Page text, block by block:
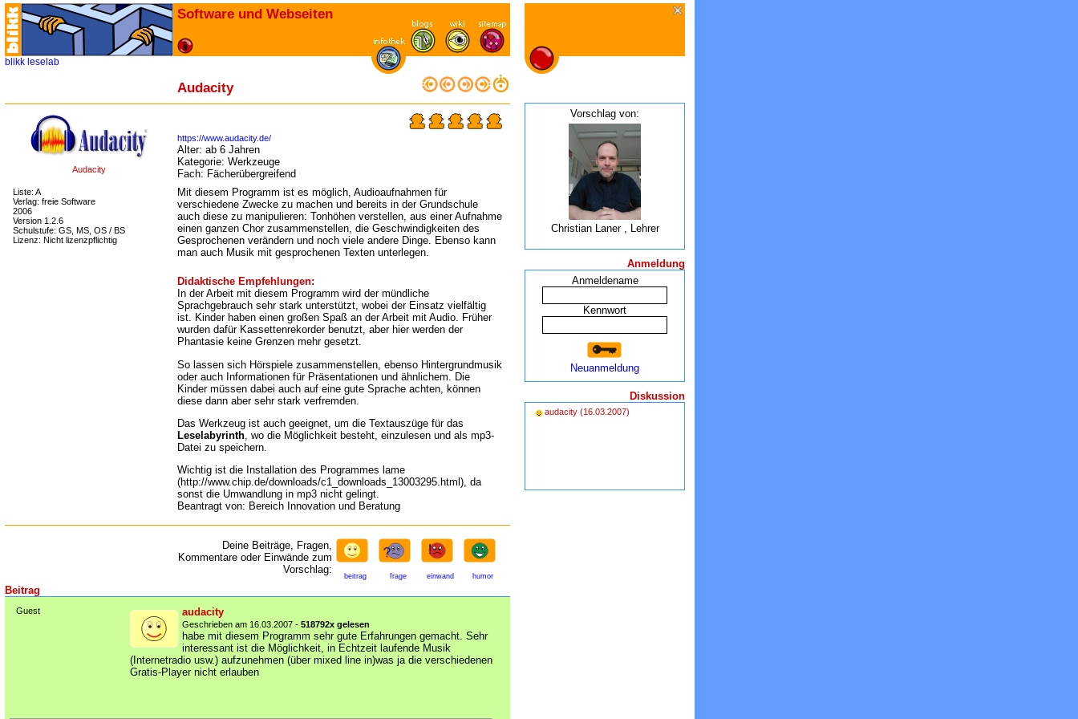
Software und Webseiten
blikk leselab
Audacity
Audacity
Liste: A
Verlag: freie Software
2006
Version 1.2.6
Schulstufe: GS, MS, OS / BS
Lizenz: Nicht lizenzpflichtig
https://www.audacity.de/
Alter: ab 6 Jahren
Kategorie: Werkzeuge
Fach: Fächerübergreifend
Mit diesem Programm ist es möglich, Audioaufnahmen für
verschiedene Zwecke zu machen und bereits in der Grundschule
auch diese zu manipulieren: Tonhöhen verstellen, aus einer Aufnahme
einen ganzen Chor zusammenstellen, die Geschwindigkeiten des
Gesprochenen verändern und noch viele andere Dinge. Ebenso kann
man auch Musik mit gesprochenen Texten unterlegen.
Didaktische Empfehlungen:
In der Arbeit mit diesem Programm wird der mündliche
Sprachgebrauch sehr stark unterstützt, wobei der Einsatz vielfältig
ist. Kinder haben einen großen Spaß an der Arbeit mit Audio. Früher
wurden dafür Kassettenrekorder benutzt, aber hier werden der
Phantasie keine Grenzen mehr gesetzt.
So lassen sich Hörspiele zusammenstellen, ebenso Hintergrundmusik
oder auch Informationen für Präsentationen und ähnlichem. Die
Kinder müssen dabei auch auf eine gute Sprache achten, können
diese dann aber sehr stark verfremden.
Das Werkzeug ist auch geeignet, um die Textauszüge für das
Leselabyrinth , wo die Möglichkeit besteht, einzulesen und als mp3-
Datei zu speichern.
Wichtig ist die Installation des Programmes lame
(http://www.chip.de/downloads/c1_downloads_13003295.html), da
sonst die Umwandlung in mp3 nicht gelingt.
Beantragt von: Bereich Innovation und Beratung
Deine Beiträge, Fragen,
Kommentare oder Einwände zum
Vorschlag:
beitrag frage einwand humor
Beitrag
Guest audacity
Geschrieben am 16.03.2007 - 518792x gelesen
habe mit diesem Programm sehr gute Erfahrungen gemacht. Sehr
interessant ist die Möglichkeit, in Echtzeit laufende Musik
(Internetradio usw.) aufzunehmen (über mixed line in)was ja die verschiedenen
Gratis-Player nicht erlauben
Vorschlag von:
Christian Laner , Lehrer
Anmeldung
Anmeldename
Kennwort
Neuanmeldung
Diskussion
audacity (16.03.2007)